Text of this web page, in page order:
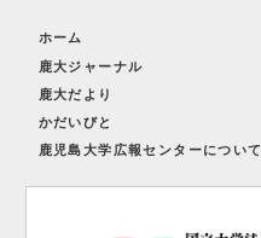
ホーム
鹿大ジャーナル
鹿大だより
かだいびと
鹿児島大学広報センターについて